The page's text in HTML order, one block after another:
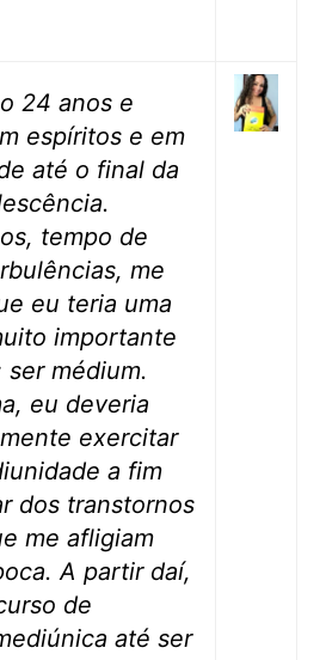
24 anos e
espíritos e em
até o final da
tempo de
me
eu teria uma
importante
médium.
eu deveria
exercitar
a fim
dos transtornos
me afligiam
A partir daí,
de
até ser